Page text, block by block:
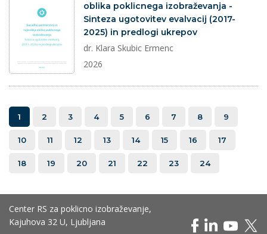
oblika poklicnega izobraževanja -
Sinteza ugotovitev evalvacij (2017-
2025) in predlogi ukrepov
dr. Klara Skubic Ermenc
2026
1 2 3 4 5 6 7 8 9
10 11 12 13 14 15 16 17
18 19 20 21 22 23 24
Center RS za poklicno izobraževanje,
Kajuhova 32 U, Ljubljana